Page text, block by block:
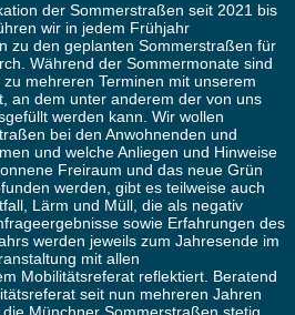
der Sommerstraßen seit 2021 bis
wir in jedem Frühjahr
zu den geplanten Sommerstraßen für
Während der Sommermonate sind
mehreren Terminen mit unserem
an dem unter anderem der von uns
werden kann. Wir wollen
bei den Anwohnenden und
und welche Anliegen und Hinweise
Freiraum und das neue Grün
werden, gibt es teilweise auch
Lärm und Müll, die als negativ
sowie Erfahrungen des
werden jeweils zum Jahresende im
mit allen
Mobilitätsreferat reflektiert. Beratend
seit nun mehreren Jahren